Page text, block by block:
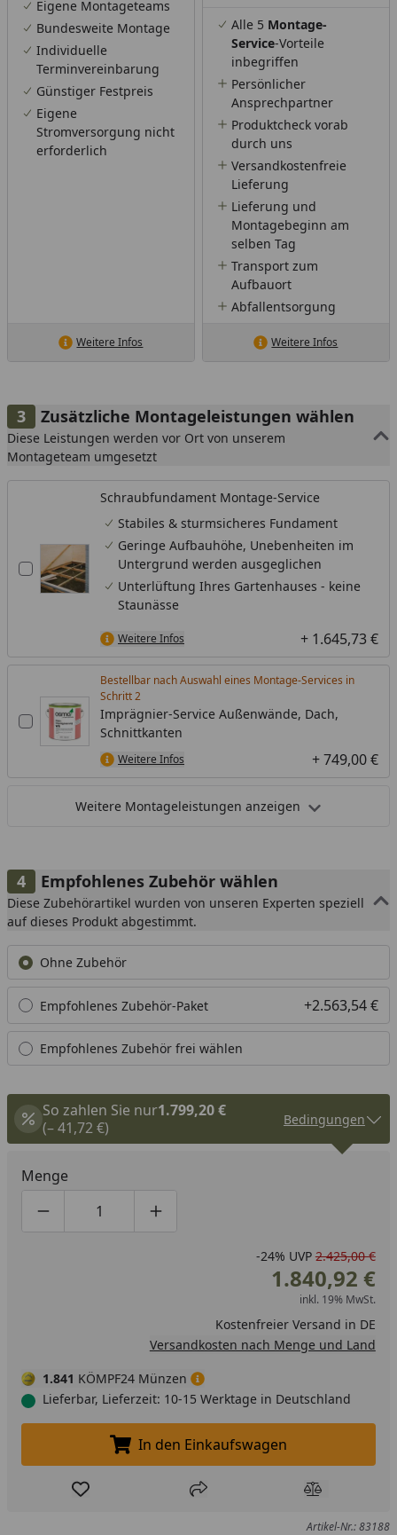
Eigene Montageteams
Bundesweite Montage
Individuelle
Terminvereinbarung
Günstiger Festpreis
Eigene
Stromversorgung nicht
erforderlich
Weitere Infos
Alle 5 Montage-
Service-Vorteile
inbegriffen
Persönlicher
Ansprechpartner
Produktcheck vorab
durch uns
Versandkostenfreie
Lieferung
Lieferung und
Montagebeginn am
selben Tag
Transport zum
Aufbauort
Abfallentsorgung
Weitere Infos
Zusätzliche Montageleistungen wählen
Diese Leistungen werden vor Ort von unserem
Montageteam umgesetzt
Schraubfundament Montage-Service
Stabiles & sturmsicheres Fundament
Geringe Aufbauhöhe, Unebenheiten im
Untergrund werden ausgeglichen
Unterlüftung Ihres Gartenhauses - keine
Staunässe
Weitere Infos + 1.645,73 €
Bestellbar nach Auswahl eines Montage-Services in
Schritt
Imprägnier-Service Außenwände, Dach,
Schnittkanten
Weitere Infos + 749,00 €
Weitere Montageleistungen anzeigen
Empfohlenes Zubehör wählen
Diese Zubehörartikel wurden von unseren Experten speziell
auf dieses Produkt abgestimmt.
Ohne Zubehör
Empfohlenes Zubehör-Paket +2.563,54 €
Empfohlenes Zubehör frei wählen
So zahlen Sie nur1.799,20 €
(– 41,72 €)
Bedingungen
Menge
Produktmenge um eins verringern
Produktmenge manuell eingeben
Produktmenge um eins erhöhen
-24% UVP 2.425,00 €
1.840,92 €
inkl. 19% MwSt.
Kostenfreier Versand in DE
Versandkosten nach Menge und Land
1.841 KÖMPF24 Münzen
Lieferbar, Lieferzeit: 10-15 Werktage in Deutschland
In den Einkaufswagen legen
In den Einkaufswagen
Produkt zur Wunschliste hinzufügen
Teilen Produkt
Artikel-Nr.: 83188